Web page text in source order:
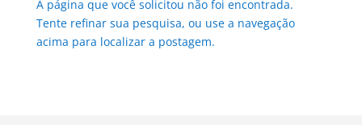
A página que você solicitou não foi encontrada.
Tente refinar sua pesquisa, ou use a navegação
acima para localizar a postagem.